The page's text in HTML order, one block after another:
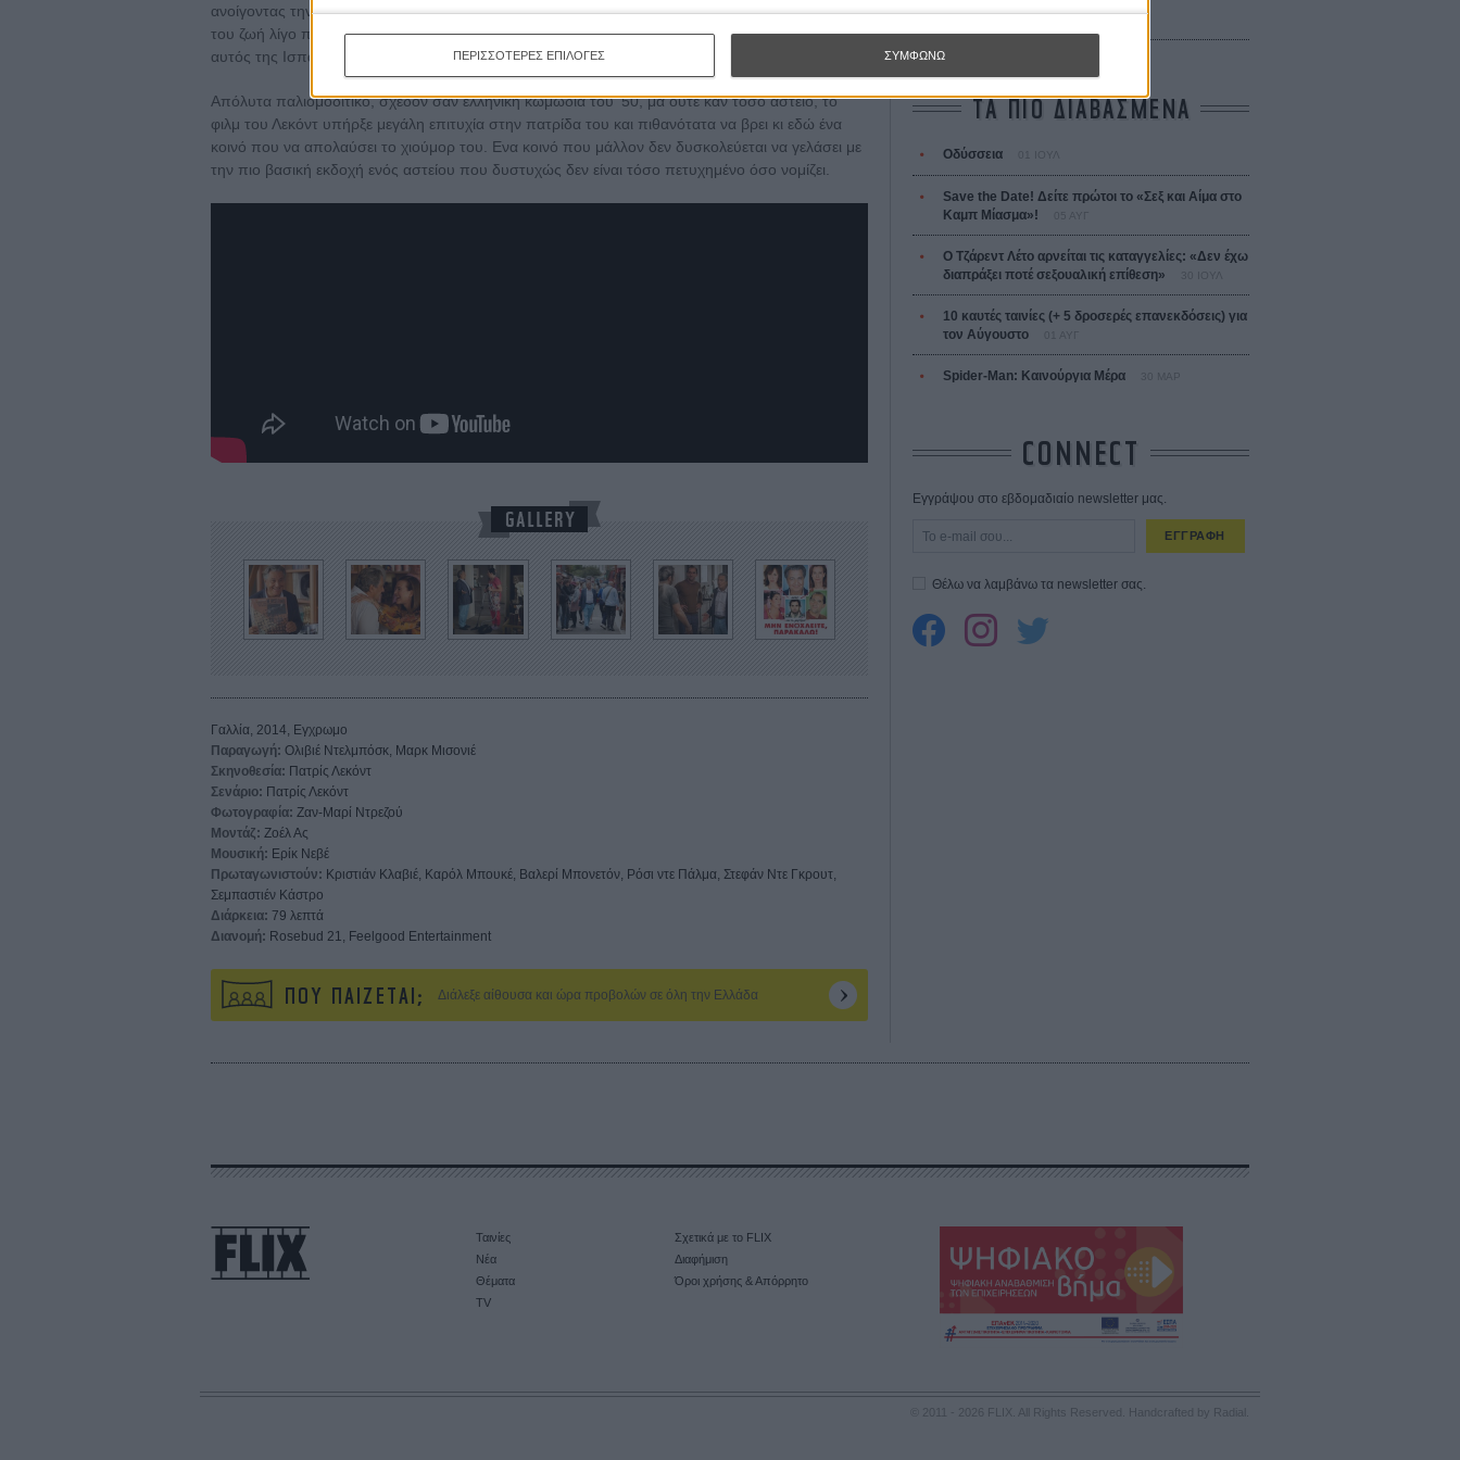
ΠΕΡΙΣΣΟΤΕΡΕΣ ΕΠΙΛΟΓΕΣ ΣΥΜΦΩΝΩ
ανοίγοντας την δράση του, εκτός του διαμερίσματος των ηρώων, μα δίνοντας στους χαρακτήρες
του ζωή λίγο πιο πέρα από τα κλισέ που καταλήγουν να είναι, ειδικά οι δεύτεροι ρόλοι όπως
αυτός της Ισπανίδας καθαρίστριας Ρόσι ντε Πάλμα.
Απόλυτα παλιομοδίτικο, σχεδόν σαν ελληνική κωμωδία του '50, μα ούτε καν τόσο αστείο, το
φιλμ του Λεκόντ υπήρξε μεγάλη επιτυχία στην πατρίδα του και πιθανότατα να βρει κι εδώ ένα
κοινό που να απολαύσει το χιούμορ του. Ενα κοινό που μάλλον δεν δυσκολεύεται να γελάσει με
την πιο βασική εκδοχή ενός αστείου που δυστυχώς δεν είναι τόσο πετυχημένο όσο νομίζει.
Γαλλία, 2014, Εγχρωμο
Παραγωγή: Ολιβιέ Ντελμπόσκ, Μαρκ Μισονιέ
Σκηνοθεσία: Πατρίς Λεκόντ
Σενάριο: Πατρίς Λεκόντ
Φωτογραφία: Ζαν-Μαρί Ντρεζού
Μοντάζ: Ζοέλ Ας
Μουσική: Ερίκ Νεβέ
Πρωταγωνιστούν: Κριστιάν Κλαβιέ, Καρόλ Μπουκέ, Βαλερί Μπονετόν, Ρόσι ντε Πάλμα, Στεφάν Ντε Γκρουτ,
Σεμπαστιέν Κάστρο
Διάρκεια: 79 λεπτά
Διανομή: Rosebud 21, Feelgood Entertainment
ΠΟΥ ΠΑΙΖΕΤΑΙ; Διάλεξε αίθουσα και ώρα προβολών σε όλη την Ελλάδα
Ζαν-Πολ Σαλομέ
ΤΑ ΠΙΟ ΔΙΑΒΑΣΜΕΝΑ
Οδύσσεια
Save the Date! Δείτε πρώτοι το «Σεξ και Αίμα στο
Καμπ Μίασμα»!
Ο Τζάρεντ Λέτο αρνείται τις καταγγελίες: «Δεν έχω
διαπράξει ποτέ σεξουαλική επίθεση»
10 καυτές ταινίες (+ 5 δροσερές επανεκδόσεις) για
τον Αύγουστο
Spider-Man: Καινούργια Μέρα 30 ΜΑΡ
CONNECT
Εγγράψου στο εβδομαδιαίο newsletter μας.
ΕΓΓΡΑΦΗ
Θέλω να λαμβάνω τα newsletter σας.
Ταινίες
Νέα
Θέματα
TV
Σχετικά με το FLIX
Διαφήμιση
Όροι χρήσης & Απόρρητο
© 2011 - 2026 FLIX. All Rights Reserved. Handcrafted by Radial